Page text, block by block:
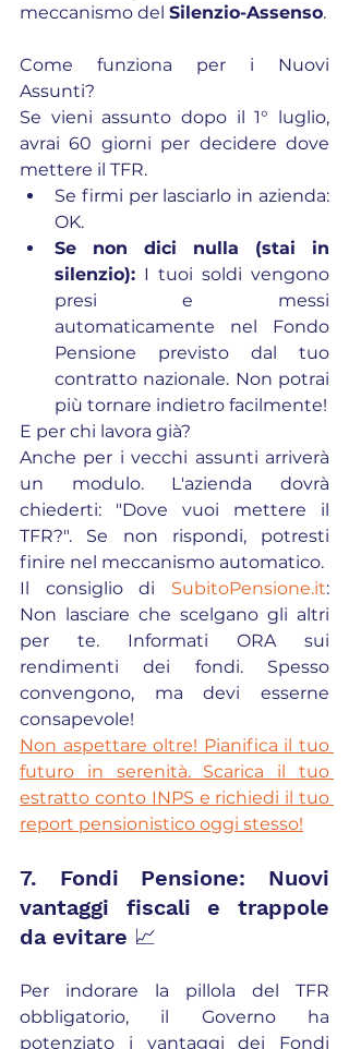
meccanismo del Silenzio-Assenso.
Come funziona per i Nuovi
Assunti?
Se vieni assunto dopo il 1° luglio,
avrai 60 giorni per decidere dove
mettere il TFR.
Se firmi per lasciarlo in azienda:
OK.
Se non dici nulla (stai in
silenzio): I tuoi soldi vengono
presi e messi
automaticamente nel Fondo
Pensione previsto dal tuo
contratto nazionale. Non potrai
più tornare indietro facilmente!
E per chi lavora già?
Anche per i vecchi assunti arriverà
un modulo. L'azienda dovrà
chiederti: "Dove vuoi mettere il
TFR?". Se non rispondi, potresti
finire nel meccanismo automatico.
Il consiglio di SubitoPensione.it:
Non lasciare che scelgano gli altri
per te. Informati ORA sui
rendimenti dei fondi. Spesso
convengono, ma devi esserne
consapevole!
Non aspettare oltre! Pianifica il tuo
futuro in serenità. Scarica il tuo
estratto conto INPS e richiedi il tuo
report pensionistico oggi stesso!
7. Fondi Pensione: Nuovi
vantaggi fiscali e trappole
da evitare 📈
Per indorare la pillola del TFR
obbligatorio, il Governo ha
potenziato i vantaggi dei Fondi